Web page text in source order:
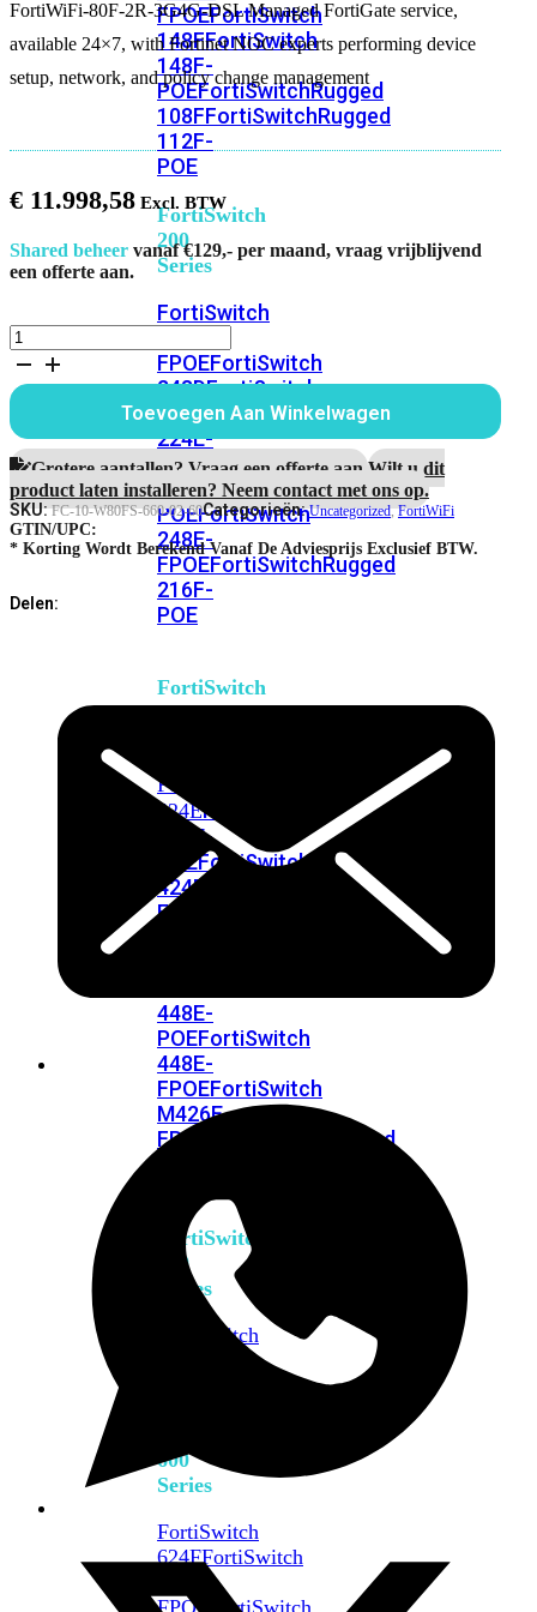
FPOEFortiSwitch
148FFortiSwitch
148F-
POEFortiSwitchRugged
108FFortiSwitchRugged
112F-
POE
FortiSwitch
200
Series
FortiSwitch
FPOEFortiSwitch
248DFortiSwitch
224EFortiswitch
224E-
POEFortiSwitch
248E-
POEFortiSwitch
248E-
FPOEFortiSwitchRugged
216F-
POE
FortiSwitch
400
FortiSwitch
424EFortiSwitch
424E-
POEFortiSwitch
424E-
FPOE
448E-
POEFortiSwitch
448E-
FPOEFortiSwitch
M426E-
FPOE
FortiSwitchRugged
FortiSwitch
500
Series
FortiSwitch
600
Series
FortiSwitch
624FFortiSwitch
FPOE
FortiSwitch
FortiWiFi-80F-2R-3G4G-DSL Managed FortiGate service,
available 24×7, with Fortinet NOC experts performing device
setup, network, and policy change management
€ 11.998,58
Shared beheer vanaf €129,- per maand, vraag vrijblijvend
een offerte aan.
FortiWiFi-
80F-
3G4G-
DSL
Managed
FortiGate
service
aantal
Toevoegen Aan Winkelwagen
Grotere aantallen? Vraag een offerte aan.Wilt u dit
product laten installeren? Neem contact met ons op.
SKU:FC-10-W80FS-660-02-60Categorieën:Uncategorized,FortiWiFi
GTIN/UPC:
* Korting Wordt Berekend Vanaf De Adviesprijs Exclusief BTW.
Delen: